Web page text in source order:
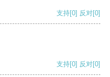
支持[0] 反对[0]
支持[0] 反对[0]